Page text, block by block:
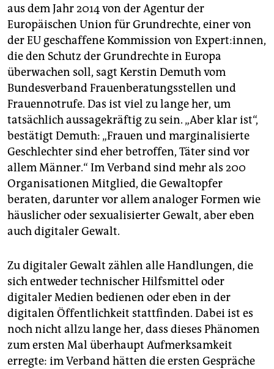
aus dem Jahr 2014 von der Agentur der
Europäischen Union für Grundrechte, einer von
der EU geschaffene Kommission von Expert:innen,
die den Schutz der Grundrechte in Europa
überwachen soll, sagt Kerstin Demuth vom
Bundesverband Frauenberatungsstellen und
Frauennotrufe. Das ist viel zu lange her, um
tatsächlich aussagekräftig zu sein. „Aber klar ist“,
bestätigt Demuth: „Frauen und marginalisierte
Geschlechter sind eher betroffen, Täter sind vor
allem Männer.“ Im Verband sind mehr als 200
Organisationen Mitglied, die Gewaltopfer
beraten, darunter vor allem analoger Formen wie
häuslicher oder sexualisierter Gewalt, aber eben
auch digitaler Gewalt.
Zu digitaler Gewalt zählen alle Handlungen, die
sich entweder technischer Hilfsmittel oder
digitaler Medien bedienen oder eben in der
digitalen Öffentlichkeit stattfinden. Dabei ist es
noch nicht allzu lange her, dass dieses Phänomen
zum ersten Mal überhaupt Aufmerksamkeit
erregte: im Verband hätten die ersten Gespräche